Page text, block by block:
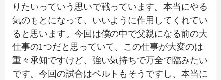
りたいっていう思いで戦っています。本当にやる
気のもとになって、いいように作用してくれてい
ると思います。今回は僕の中で父親になる前の大
仕事の1つだと思っていて、この仕事が大変のは
重々承知ですけど、強い気持ちで万全で臨みたい
です。今回の試合はベルトもそうですし、本当に